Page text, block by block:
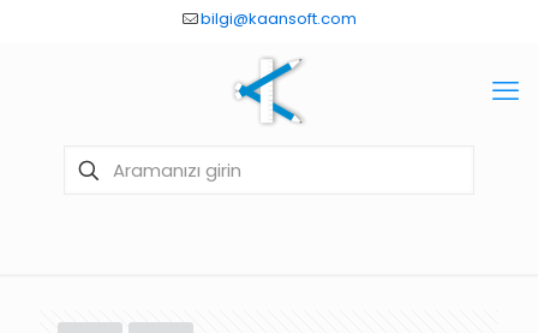
bilgi@kaansoft.com